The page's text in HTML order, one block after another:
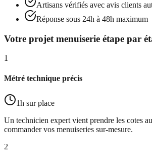
Artisans vérifiés avec avis clients
Réponse sous 24h à 48h maximum
Votre projet menuiserie étape par
1
Métré technique précis
1h sur place
Un technicien expert vient prendre les cotes
commander vos menuiseries sur-mesure.
2